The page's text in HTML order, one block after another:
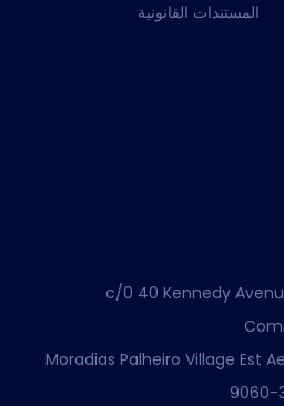
المستندات القانونية
c/0 40 Kennedy
Moradias Palheiro Village Est
9060-